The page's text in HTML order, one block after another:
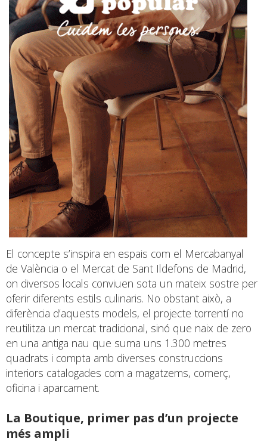
El concepte s’inspira en espais com el Mercabanyal
de València o el Mercat de Sant Ildefons de Madrid,
on diversos locals conviuen sota un mateix sostre per
oferir diferents estils culinaris. No obstant això, a
diferència d’aquests models, el projecte torrentí no
reutilitza un mercat tradicional, sinó que naix de zero
en una antiga nau que suma uns 1.300 metres
quadrats i compta amb diverses construccions
interiors catalogades com a magatzems, comerç,
oficina i aparcament.
La Boutique, primer pas d’un projecte
més ampli